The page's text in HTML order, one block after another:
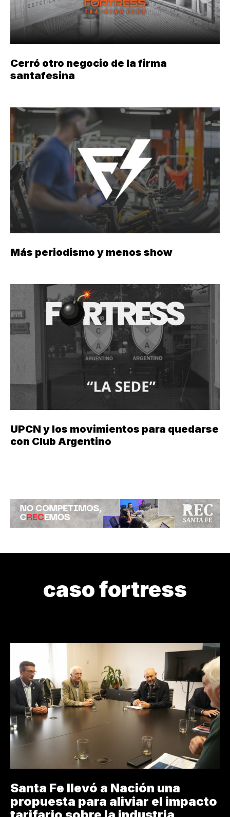
Cerró otro negocio de la firma
santafesina
Más periodismo y menos show
UPCN y los movimientos para quedarse
con Club Argentino
caso fortress
Santa Fe llevó a Nación una
propuesta para aliviar el impacto